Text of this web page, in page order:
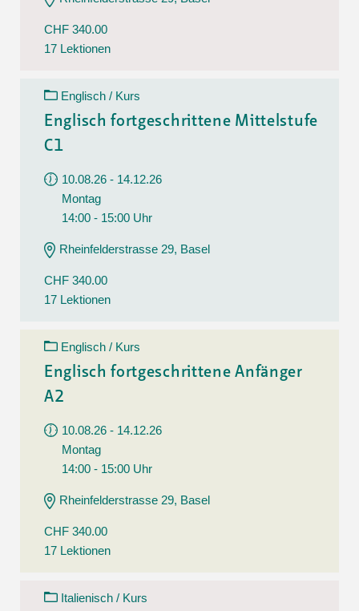
CHF 340.00
17 Lektionen
Englisch / Kurs
Englisch fortgeschrittene Mittelstufe
C1
10.08.26 - 14.12.26
Montag
14:00 - 15:00 Uhr
Rheinfelderstrasse 29, Basel
CHF 340.00
17 Lektionen
Englisch / Kurs
Englisch fortgeschrittene Anfänger
A2
10.08.26 - 14.12.26
Montag
14:00 - 15:00 Uhr
Rheinfelderstrasse 29, Basel
CHF 340.00
17 Lektionen
Italienisch / Kurs